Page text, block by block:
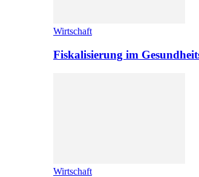
Wirtschaft
Fiskalisierung im
Wirtschaft